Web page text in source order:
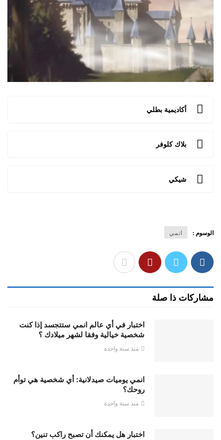
أكاديمية بطلي
بلاك كلوفر
شيكي
الوسوم : انمي
مشاركات ذا صلة
اختبار في أي عالم انمي ستتجسد إذا كنت
شخصية خيالية وفقا لشهر ميلادك ؟
منذ سنة واحدة
انمي يوميات صيدلانية: أي شخصية هي توأم
روحك؟
منذ سنة واحدة
اختبار هل يمكنك أن تصبح راكب تنين؟